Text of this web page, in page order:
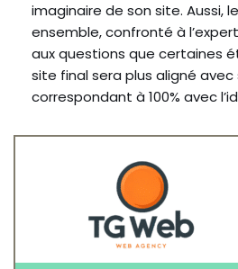
imaginaire de son site. Aussi,
ensemble, confronté à
aux questions que certaines
site final sera plus aligné
correspondant à 100% avec